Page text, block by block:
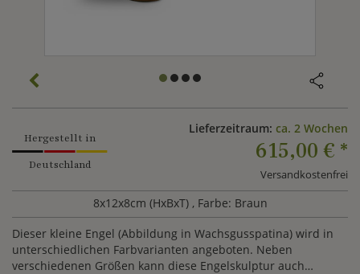
Hergestellt in
Deutschland
Lieferzeitraum: ca. 2 Wochen
615,00 € *
Versandkostenfrei
8x12x8cm (HxBxT) , Farbe: Braun
Dieser kleine Engel (Abbildung in Wachsgusspatina) wird in
unterschiedlichen Farbvarianten angeboten. Neben
verschiedenen Größen kann diese Engelskulptur auch